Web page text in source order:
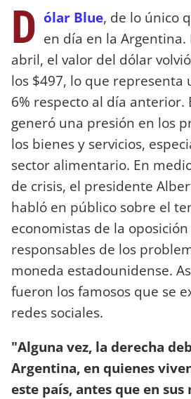
D ólar Blue, de lo único
en día en la Argentina.
abril, el valor del dólar
los $497, lo que representa
6% respecto al día anterior.
generó una presión en los
los bienes y servicios,
sector alimentario. En
de crisis, el presidente
habló en público sobre el
economistas de la
responsables de los
moneda estadounidense.
fueron los famosos que se
redes sociales.
"Alguna vez, la derecha
Argentina, en quienes
este país, antes que en sus